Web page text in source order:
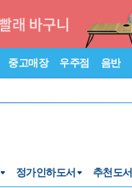
중고매장 우주점 음반
정가인하도서 추천도서